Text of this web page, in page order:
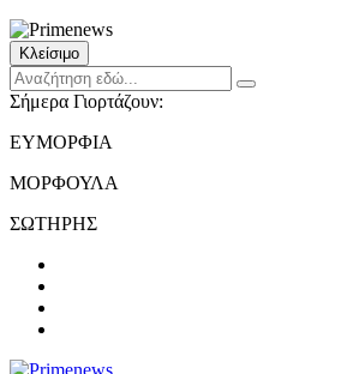
Κλείσιμο
Σήμερα Γιορτάζουν:
ΕΥΜΟΡΦΙΑ
ΜΟΡΦΟΥΛΑ
ΣΩΤΗΡΗΣ